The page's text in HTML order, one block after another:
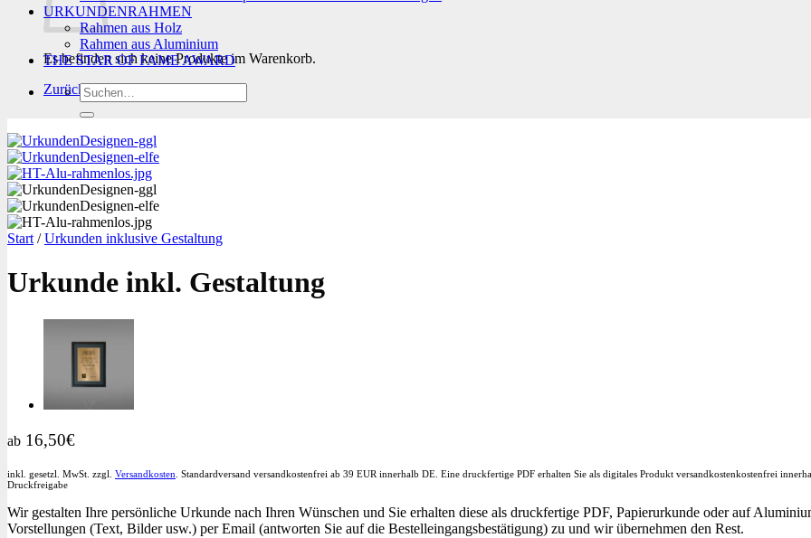
Es befinden sich keine Produkte im Warenkorb.
Zurück zum Shop
URKUNDENRAHMEN
Rahmen aus Holz
Rahmen aus Aluminium
THE STAR OF FAME AWARD
Suchen
nach:
Start / Urkunden inklusive Gestaltung
Urkunde inkl. Gestaltung
ab 16,50€
inkl. gesetzl. MwSt. zzgl. Versandkosten . Standardversand versandkostenfrei ab 39 EUR innerhalb DE. Eine druckfertige PDF erhalten Sie als digitales Produkt versandkostenkostenfrei
Druckfreigabe
Wir gestalten Ihre persönliche Urkunde nach Ihren Wünschen und Sie erhalten diese als druckfertige PDF, Papierurkunde oder auf
Vorstellungen (Text, Bilder usw.) per Email (antworten Sie auf die Bestelleingangsbestätigung) zu und wir übernehmen den Rest.